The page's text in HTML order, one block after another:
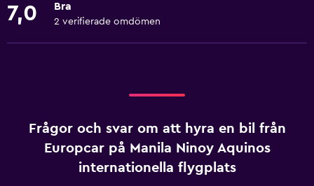
7,0 Bra
2 verifierade omdömen
Frågor och svar om att hyra en bil från
Europcar på Manila Ninoy Aquinos
internationella flygplats